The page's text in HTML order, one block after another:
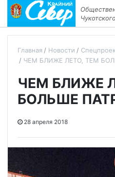
Главная Новости
ЧЕМ БЛИЖЕ ЛЕТО, ТЕМ
ЧЕМ БЛИЖЕ
БОЛЬШЕ
28 апреля 2018